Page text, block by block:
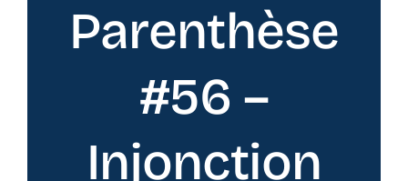
Parenthèse
#56 –
Injonction